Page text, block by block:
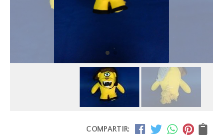
COMPARTIR: